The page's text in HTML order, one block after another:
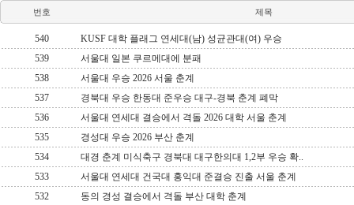
번호 제목
540
KUSF 대학 플래그 연세대(남) 성균관대(여) 우승
539
서울대 일본 쿠르메대에 분패
538
서울대 우승 2026 서울 춘계
537
경북대 우승 한동대 준우승 대구-경북 춘계 폐막
536
서울대 연세대 결승에서 격돌 2026 대학 서울 춘계
535
경성대 우승 2026 부산 춘계
534
대경 춘계 미식축구 경북대 대구한의대 1,2부 우승 확..
533
서울대 연세대 건국대 홍익대 준결승 진출 서울 춘계
532
동의 경성 결승에서 격돌 부산 대학 춘계